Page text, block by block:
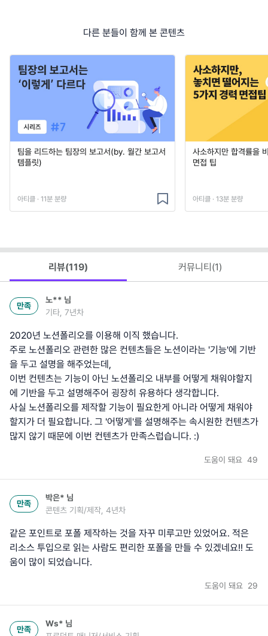
다른 분들이 함께 본 콘텐츠
팀을 리드하는 팀장의 보고서(by. 월간 보고서
템플릿)
아티클 · 11분 분량
사소하지만 합격률을
면접 팁
아티클 · 13분 분량
리뷰(119) 커뮤니티(1)
만족
노** 님
기타, 7년차
2020년 노션폴리오를 이용해 이직 했습니다.
주로 노션폴리오 관련한 많은 컨텐츠들은 노션이라는 '기능'에 기반
을 두고 설명을 해주었는데,
이번 컨텐츠는 기능이 아닌 노션폴리오 내부를 어떻게 채워야할지
에 기반을 두고 설명해주어 굉장히 유용하다 생각합니다.
사실 노션폴리오를 제작할 기능이 필요한게 아니라 어떻게 채워야
할지가 더 필요합니다. 그 '어떻게'를 설명해주는 속시원한 컨텐츠가
많지 않기 때문에 이번 컨텐츠가 만족스럽습니다. :)
도움이 돼요 49
만족
박은* 님
콘텐츠 기획/제작, 4년차
같은 포인트로 포폴 제작하는 것을 자꾸 미루고만 있었어요. 적은
리소스 투입으로 읽는 사람도 편리한 포폴을 만들 수 있겠네요!! 도
움이 많이 되었습니다.
도움이 돼요 29
만족
Ws* 님